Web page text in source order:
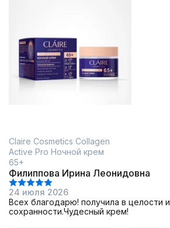
Claire Cosmetics Collagen
Active Pro Ночной крем
65+
Филиппова Ирина Леонидовна
24 июля 2026
Всех благодарю! получила в целости и
сохранности.Чудесный крем!